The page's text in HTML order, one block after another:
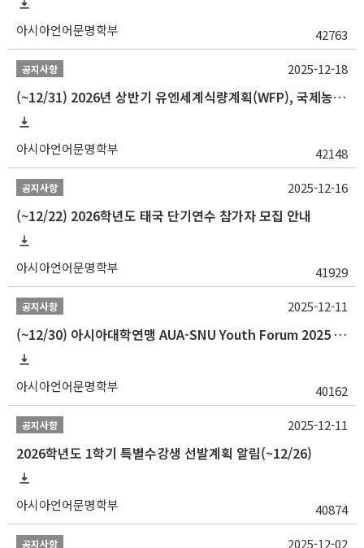
아시아언어문명학부 42763
공지사항
(~12/31) 2026년 상반기 유엔세계식량계획(WFP), 국제농업개발기금(IFAD) 및 유엔아동기금(UNICEF) 인턴십 프로그램 참가자 모집
아시아언어문명학부 42148
2025-12-18
공지사항
(~12/22) 2026학년도 태국 단기연수 참가자 모집 안내
아시아언어문명학부 41929
2025-12-16
공지사항
(~12/30) 아시아대학연맹 AUA-SNU Youth Forum 2025 참가자 선발 안내
아시아언어문명학부 40162
2025-12-11
공지사항
2026학년도 1학기 특별수강생 선발계획 알림(~12/26)
아시아언어문명학부 40874
2025-12-11
공지사항 2025-12-02